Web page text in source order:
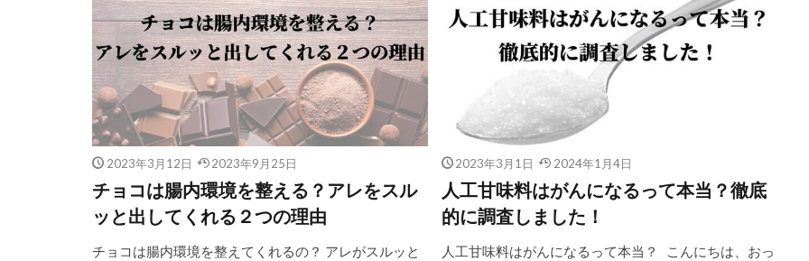
2023年3月12日 2023年9月25日
チョコは腸内環境を整える？アレをスル
ッと出してくれる２つの理由
チョコは腸内環境を整えてくれるの？ アレがスルッと
2023年3月1日 2024年1月4日
人工甘味料はがんになるって本当？徹底
的に調査しました！
人工甘味料はがんになるって本当？ こんにちは、おっ